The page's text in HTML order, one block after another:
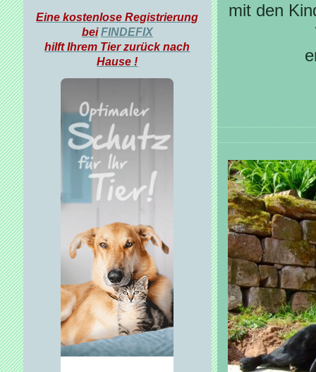
mit den
Eine kostenlose Registrierung
bei FINDEFIX
hilft Ihrem Tier zurück nach
Hause !